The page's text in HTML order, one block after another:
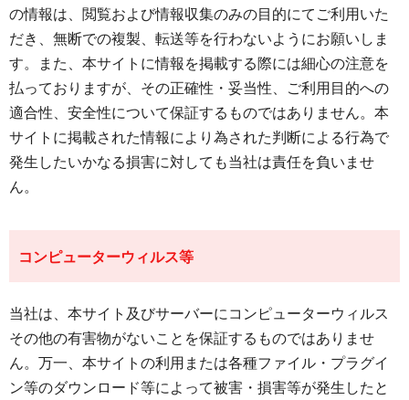
の情報は、閲覧および情報収集のみの目的にてご利用いた
だき、無断での複製、転送等を行わないようにお願いしま
す。また、本サイトに情報を掲載する際には細心の注意を
払っておりますが、その正確性・妥当性、ご利用目的への
適合性、安全性について保証するものではありません。本
サイトに掲載された情報により為された判断による行為で
発生したいかなる損害に対しても当社は責任を負いませ
ん。
コンピューターウィルス等
当社は、本サイト及びサーバーにコンピューターウィルス
その他の有害物がないことを保証するものではありませ
ん。万一、本サイトの利用または各種ファイル・プラグイ
ン等のダウンロード等によって被害・損害等が発生したと